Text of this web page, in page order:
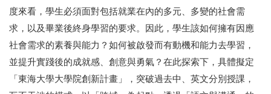
度來看，學生必須面對包括就業在內的多元、多變的社會需
求，以及畢業後終身學習的要求。因此，學生該如何擁有因應
社會需求的素養與能力？如何被啟發而有動機和能力去學習，
並提升實踐後的成就感、創意與勇氣？在此探索下，具體擬定
「東海大學大學院創 新計畫」
，突破過去中、英文分別授課，